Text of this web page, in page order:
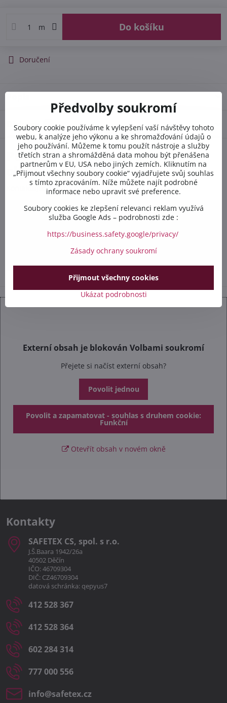
m Do košíku
Doručení
Diskuse 0
Potřebujete poradit s
objednávkou?
Kontaktujte nás PO-PÁ 8:00 - 16:00:
+420 412 528 367
+420 602 284 314
info​@safetex​.cz
Externí obsah je blokován Volbami soukromí
Přejete si načíst externí obsah?
Povolit jednou
Povolit a zapamatovat - souhlas s druhem cookie:
Funkční
Otevřít obsah v novém okně
Kontakty
SAFETEX CS, spol​. s r​.o​.
J.Š.Baara 1942/26a
40502 Děčín
IČO: 46709304
DIČ: CZ46709304
datová schránka: qepyus7
412 528 367
412 528 364
602 284 314
777 000 556
info​@safetex​.cz
Předvolby soukromí
Soubory cookie používáme k vylepšení vaší návštěvy tohoto
webu, k analýze jeho výkonu a ke shromažďování údajů o
jeho používání. Můžeme k tomu použít nástroje a služby
třetích stran a shromážděná data mohou být přenášena
partnerům v EU, USA nebo jiných zemích. Kliknutím na
„Přijmout všechny soubory cookie“ vyjadřujete svůj souhlas
s tímto zpracováním. Níže můžete najít podrobné
informace nebo upravit své preference.
Soubory cookies ke zlepšení relevanci reklam využívá
služba Google Ads – podrobnosti zde :
https://business.safety.google/privacy/
Zásady ochrany soukromí
Ukázat podrobnosti
Přijmout všechny cookies